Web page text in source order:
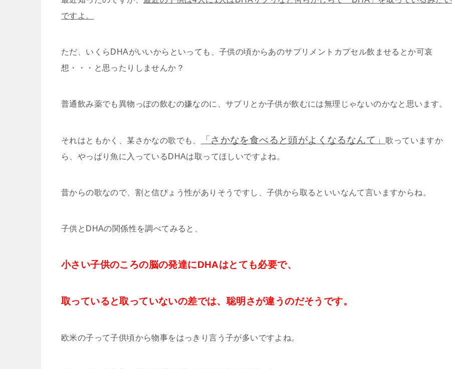
ですよ。
ただ、いくらDHAがいいからといっても、子供の頃からあのサプリメントカプセル飲ませるとか可哀
想・・・と思ったりしませんか？
普通飲み薬でも異物っぽの飲むの嫌なのに、サプリとか子供が飲むには無理じゃないのかなと思います。
それはともかく、某さかなの歌でも、 「さかなを食べると頭がよくなるなんて」歌っていますか
ら、やっぱり魚に入っているDHAは取ってほしいですよね。
昔からの歌なので、割と信ぴょう性がありそうですし、子供から取るといいなんて言いますからね。
子供とDHAの関係性を調べてみると、
小さい子供のころの脳の発達にDHAはとても必要で、
取っていると取っていないの差では、聡明さが違うのだそうです。
欧米の子って子供頃から物事をはっきり言う子が多いですよね。